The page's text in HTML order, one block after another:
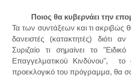
Ποιος θα κυβερνάει την
Τα των συντάξεων και τι ακριβώς
δανειστές (κατακτητές) διότι
Συριζαίο τι σημαίνει το
Επαγγελματικού Κινδύνου", το
προεκλογικό του πρόγραμμα, θα